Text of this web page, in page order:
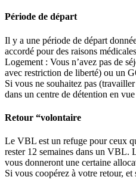
Période de départ
Il y a une période de départ
accordé pour des raisons
Logement : Vous n’avez pas de
avec restriction de liberté) ou un
Si vous ne souhaitez pas
dans un centre de détention en
Retour “volontaire
Le VBL est un refuge pour ceux
rester 12 semaines dans un VBL.
vous donneront une certaine
Si vous coopérez à votre retour,